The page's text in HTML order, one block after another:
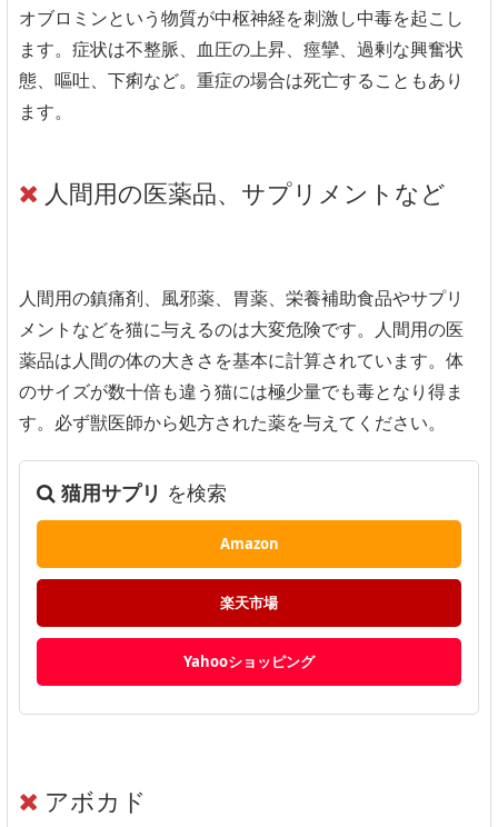
オブロミンという物質が中枢神経を刺激し中毒を起こし
ます。症状は不整脈、血圧の上昇、痙攣、過剰な興奮状
態、嘔吐、下痢など。重症の場合は死亡することもあり
ます。
人間用の医薬品、サプリメントなど
人間用の鎮痛剤、風邪薬、胃薬、栄養補助食品やサプリ
メントなどを猫に与えるのは大変危険です。人間用の医
薬品は人間の体の大きさを基本に計算されています。体
のサイズが数十倍も違う猫には極少量でも毒となり得ま
す。必ず獣医師から処方された薬を与えてください。
猫用サプリ を検索
Amazon
楽天市場
Yahooショッピング
アボカド